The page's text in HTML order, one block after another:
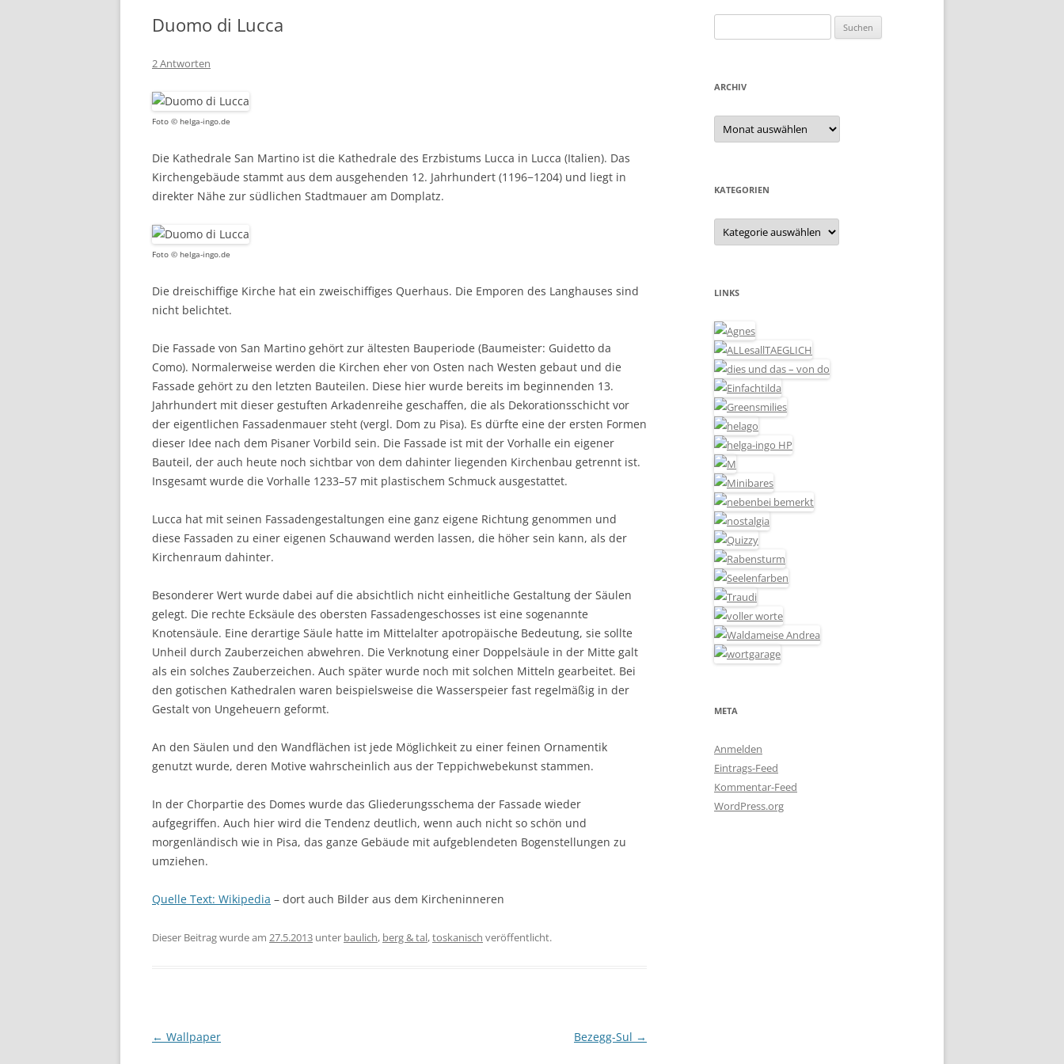
Duomo di Lucca
2 Antworten
Foto © helga-ingo.de
Die Kathedrale San Martino ist die Kathedrale des Erzbistums Lucca in Lucca (Italien). Das
Kirchengebäude stammt aus dem ausgehenden 12. Jahrhundert (1196−1204) und liegt in
direkter Nähe zur südlichen Stadtmauer am Domplatz.
Foto © helga-ingo.de
Die dreischiffige Kirche hat ein zweischiffiges Querhaus. Die Emporen des Langhauses sind
nicht belichtet.
Die Fassade von San Martino gehört zur ältesten Bauperiode (Baumeister: Guidetto da
Como). Normalerweise werden die Kirchen eher von Osten nach Westen gebaut und die
Fassade gehört zu den letzten Bauteilen. Diese hier wurde bereits im beginnenden 13.
Jahrhundert mit dieser gestuften Arkadenreihe geschaffen, die als Dekorationsschicht vor
der eigentlichen Fassadenmauer steht (vergl. Dom zu Pisa). Es dürfte eine der ersten Formen
dieser Idee nach dem Pisaner Vorbild sein. Die Fassade ist mit der Vorhalle ein eigener
Bauteil, der auch heute noch sichtbar von dem dahinter liegenden Kirchenbau getrennt ist.
Insgesamt wurde die Vorhalle 1233–57 mit plastischem Schmuck ausgestattet.
Lucca hat mit seinen Fassadengestaltungen eine ganz eigene Richtung genommen und
diese Fassaden zu einer eigenen Schauwand werden lassen, die höher sein kann, als der
Kirchenraum dahinter.
Besonderer Wert wurde dabei auf die absichtlich nicht einheitliche Gestaltung der Säulen
gelegt. Die rechte Ecksäule des obersten Fassadengeschosses ist eine sogenannte
Knotensäule. Eine derartige Säule hatte im Mittelalter apotropäische Bedeutung, sie sollte
Unheil durch Zauberzeichen abwehren. Die Verknotung einer Doppelsäule in der Mitte galt
als ein solches Zauberzeichen. Auch später wurde noch mit solchen Mitteln gearbeitet. Bei
den gotischen Kathedralen waren beispielsweise die Wasserspeier fast regelmäßig in der
Gestalt von Ungeheuern geformt.
An den Säulen und den Wandflächen ist jede Möglichkeit zu einer feinen Ornamentik
genutzt wurde, deren Motive wahrscheinlich aus der Teppichwebekunst stammen.
In der Chorpartie des Domes wurde das Gliederungsschema der Fassade wieder
aufgegriffen. Auch hier wird die Tendenz deutlich, wenn auch nicht so schön und
morgenländisch wie in Pisa, das ganze Gebäude mit aufgeblendeten Bogenstellungen zu
umziehen.
Quelle Text: Wikipedia – dort auch Bilder aus dem Kircheninneren
Dieser Beitrag wurde am 27.5.2013 unter baulich, berg & tal,toskanisch veröffentlicht.
Beitragsnavigation
← Wallpaper Bezegg-Sul →
nach:
ARCHIV
Archiv
KATEGORIEN
Kategorien
LINKS
META
Anmelden
Eintrags-Feed
Kommentar-Feed
WordPress.org